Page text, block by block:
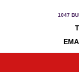
1047